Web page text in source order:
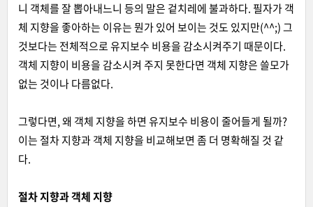
니 객체를 잘 뽑아내느니 등의 말은 겉치레에 불과하다. 필자가 객
체 지향을 좋아하는 이유는 뭔가 있어 보이는 것도 있지만(^^;) 그
것보다는 전체적으로 유지보수 비용을 감소시켜주기 때문이다.
객체 지향이 비용을 감소시켜 주지 못한다면 객체 지향은 쓸모가
없는 것이나 다름없다.
그렇다면, 왜 객체 지향을 하면 유지보수 비용이 줄어들게 될까?
이는 절차 지향과 객체 지향을 비교해보면 좀 더 명확해질 것 같
다.
절차 지향과 객체 지향